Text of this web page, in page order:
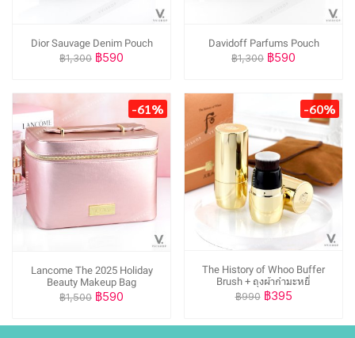
Dior Sauvage Denim Pouch
฿1,300 ฿590
Davidoff Parfums Pouch
฿1,300 ฿590
-61%
Lancome The 2025 Holiday
Beauty Makeup Bag
฿1,500 ฿590
-60%
The History of Whoo Buffer
Brush + ถุงผ้ากำมะหยี่
฿990 ฿395